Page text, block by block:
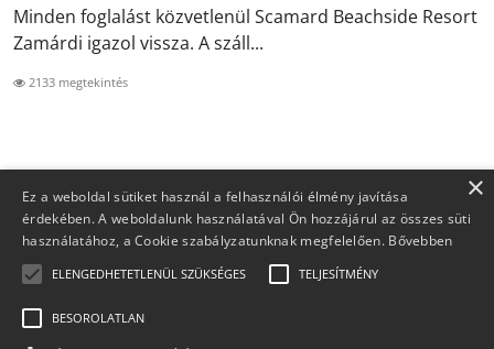
Minden foglalást közvetlenül Scamard Beachside Resort
Zamárdi igazol vissza. A száll...
2133 megtekintés
Copyright 2026 Foglaljma.hu - Minden jog fenntartva.
×
Ez a weboldal sütiket használ a felhasználói élmény javítása
érdekében. A weboldalunk használatával Ön hozzájárul az összes süti
használatához, a Cookie szabályzatunknak megfelelően. Bővebben
ELENGEDHETETLENÜL SZÜKSÉGES TELJESÍTMÉNY
BESOROLATLAN